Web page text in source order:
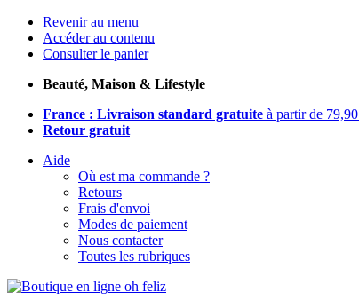
Revenir au menu
Accéder au contenu
Consulter le panier
Beauté, Maison & Lifestyle
France : Livraison standard gratuite à partir de
Retour gratuit
Aide
Où est ma commande ?
Retours
Frais d'envoi
Modes de paiement
Nous contacter
Toutes les rubriques